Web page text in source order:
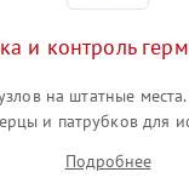
и контроль
на штатные
и патрубков для
хомутов
и установка
Подробнее